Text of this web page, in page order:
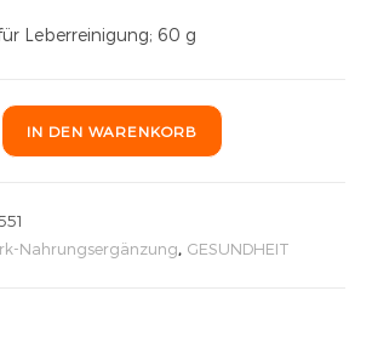
Leberreinigung; 60 g
IN DEN WARENKORB
Nahrungsergänzung, GESUNDHEIT